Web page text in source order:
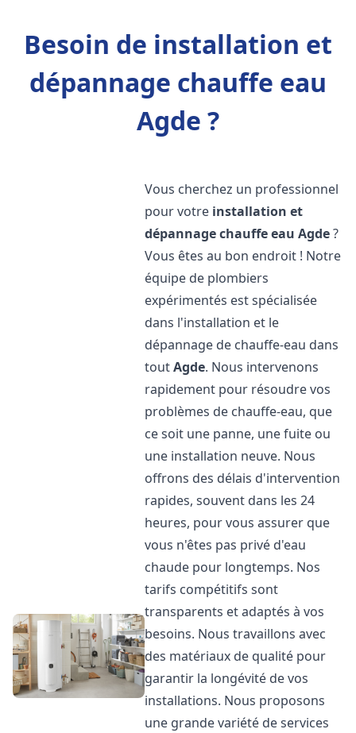
Besoin de installation et
dépannage chauffe eau
Agde ?
Vous cherchez un professionnel
pour votre installation et
dépannage chauffe eau Agde?
Vous êtes au bon endroit ! Notre
équipe de plombiers
expérimentés est spécialisée
dans l'installation et le
dépannage de chauffe-eau dans
toutAgde. Nous intervenons
rapidement pour résoudre vos
problèmes de chauffe-eau, que
ce soit une panne, une fuite ou
une installation neuve. Nous
offrons des délais d'intervention
rapides, souvent dans les 24
heures, pour vous assurer que
vous n'êtes pas privé d'eau
chaude pour longtemps. Nos
tarifs compétitifs sont
transparents et adaptés à vos
besoins. Nous travaillons avec
des matériaux de qualité pour
garantir la longévité de vos
installations. Nous proposons
une grande variété de services